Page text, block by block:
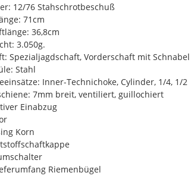
12/76 Stahschrotbeschuß
71cm
36,8cm
3.050g.
Spezialjagdschaft, Vorderschaft mit Schnabel
Stahl
Inner-Technichoke, Cylinder, 1/4, 1/2
7mm breit, ventiliert, guillochiert
Einabzug
Korn
Riemenbügel